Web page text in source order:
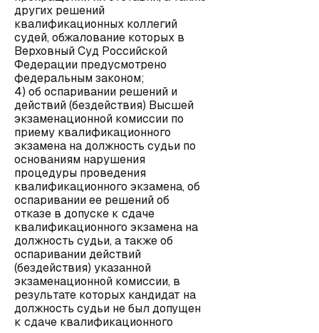
других решений
квалификационных коллегий
судей, обжалование которых в
Верховный Суд Российской
Федерации предусмотрено
федеральным законом;
4) об оспаривании решений и
действий (бездействия) Высшей
экзаменационной комиссии по
приему квалификационного
экзамена на должность судьи по
основаниям нарушения
процедуры проведения
квалификационного экзамена, об
оспаривании ее решений об
отказе в допуске к сдаче
квалификационного экзамена на
должность судьи, а также об
оспаривании действий
(бездействия) указанной
экзаменационной комиссии, в
результате которых кандидат на
должность судьи не был допущен
к сдаче квалификационного